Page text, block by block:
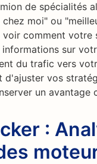
de spécialités
moi" ou
comment
sur
du trafic vers
d'ajuster vos
un avantage
: